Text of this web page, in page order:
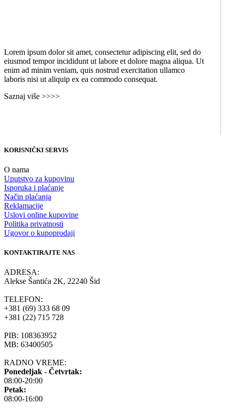
Lorem ipsum dolor sit amet, consectetur adipiscing elit, sed do
eiusmod tempor incididunt ut labore et dolore magna aliqua. Ut
enim ad minim veniam, quis nostrud exercitation ullamco
laboris nisi ut aliquip ex ea commodo consequat.
Saznaj više >>>>
KORISNIČKI SERVIS
O nama
Uputstvo za kupovinu
Isporuka i plaćanje
Način plaćanja
Reklamacije
Uslovi online kupovine
Politika privatnosti
Ugovor o kupoprodaji
KONTAKTIRAJTE NAS
ADRESA:
Alekse Šantića 2K, 22240 Šid
TELEFON:
+381 (69) 333 68 09
+381 (22) 715 728
PIB: 108363952
MB: 63400505
RADNO VREME:
Ponedeljak - Četvrtak:
08:00-20:00
Petak:
08:00-16:00